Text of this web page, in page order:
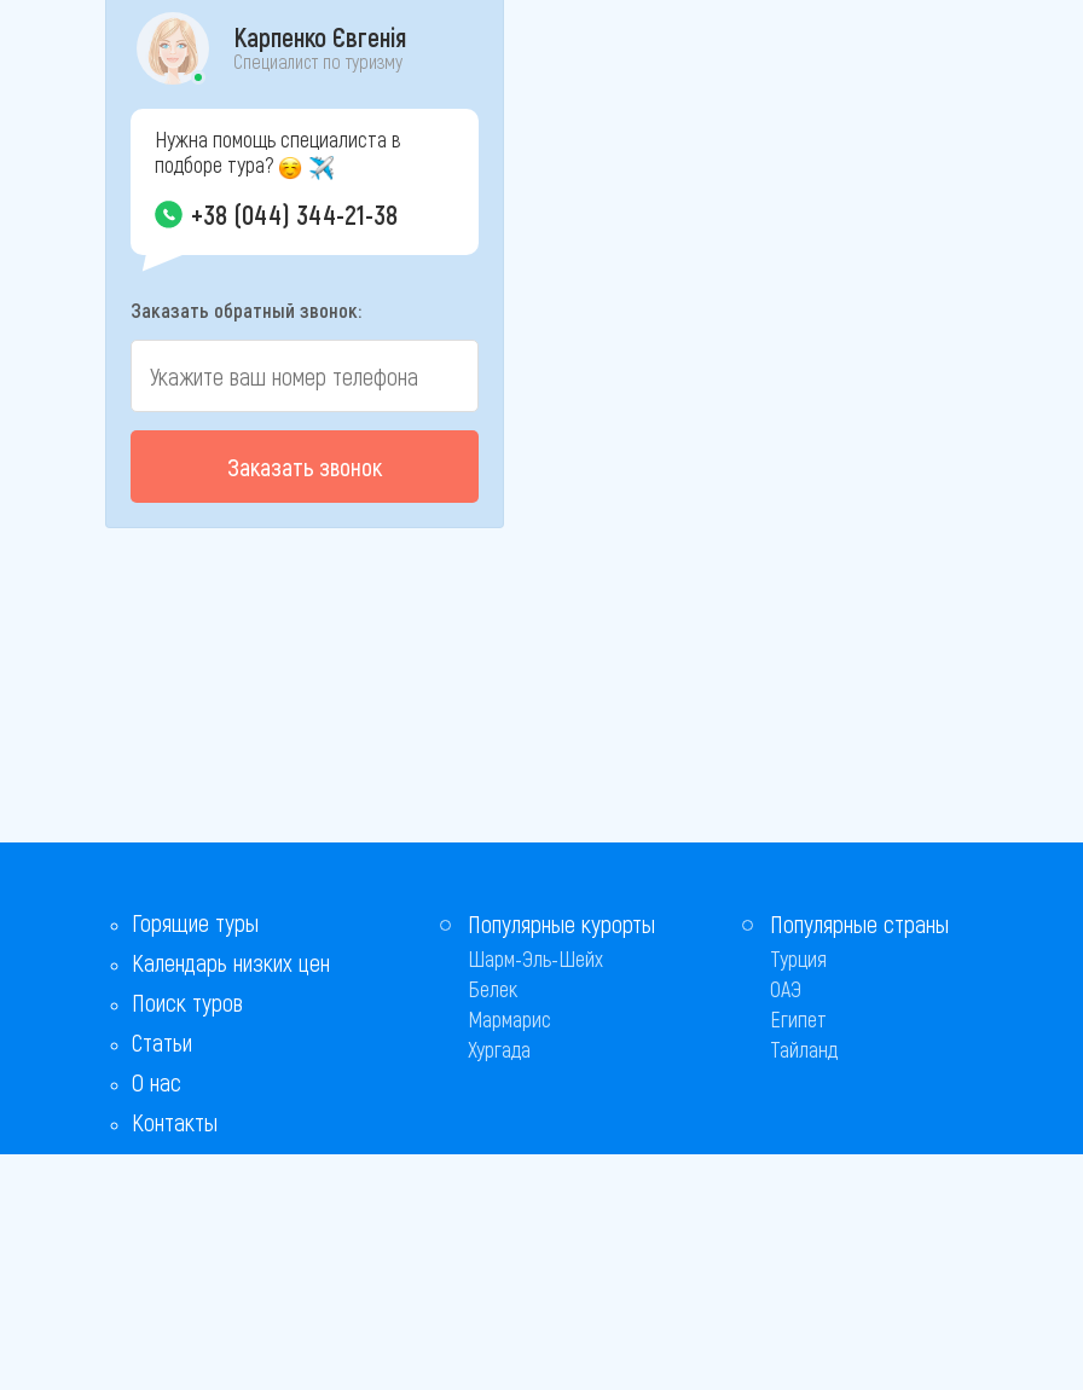
Карпенко Євгенія
Специалист по туризму
Нужна помощь специалиста в
подборе тура?
+38 (044) 344-21-38
Заказать обратный звонок:
Заказать звонок
Горящие туры
Календарь низких цен
Поиск туров
Статьи
О нас
Контакты
Бонусная программа
Популярные курорты
Шарм-Эль-Шейх
Белек
Мармарис
Хургада
Популярные страны
Турция
ОАЭ
Египет
Тайланд